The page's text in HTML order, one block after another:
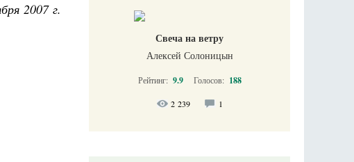
2007 г.
Свеча на ветру
Алексей Солоницын
Рейтинг: 9.9 Голосов: 188
2 239 1